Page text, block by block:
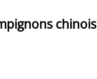
chinois